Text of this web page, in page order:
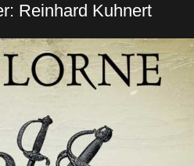
Reinhard Kuhnert